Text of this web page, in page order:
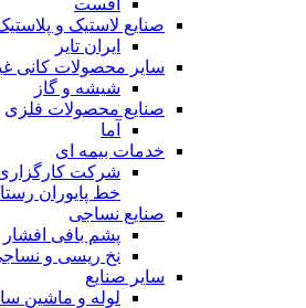
صنایع لاستیک و
ایران تایر
ساير محصولات كانی
شیشه و گاز
صنایع محصولات فلزی
آما
خدمات بیمه ای
شرکت
خط پایوران
صنایع نساجی
پشم بافی افشار
نخ ریسی و
سایر صنایع
لوله و ماشین